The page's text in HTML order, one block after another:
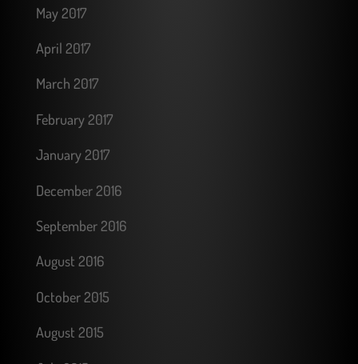
May 2017
April 2017
March 2017
February 2017
January 2017
December 2016
September 2016
August 2016
October 2015
August 2015